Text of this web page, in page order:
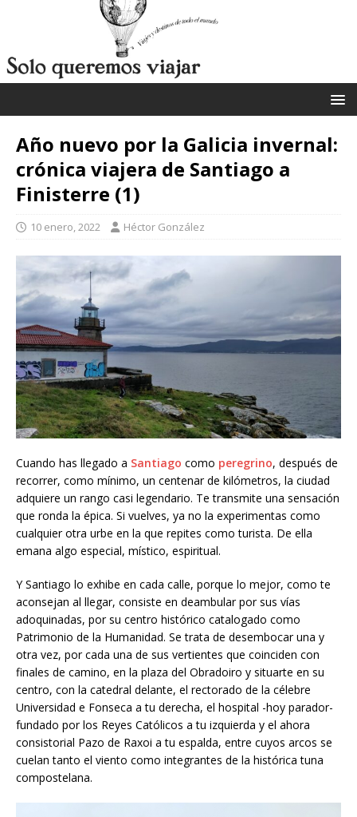
Año nuevo por la Galicia invernal:
crónica viajera de Santiago a
Finisterre (1)
10 enero, 2022 Héctor González
Cuando has llegado a Santiago como peregrino, después de
recorrer, como mínimo, un centenar de kilómetros, la ciudad
adquiere un rango casi legendario. Te transmite una sensación
que ronda la épica. Si vuelves, ya no la experimentas como
cualquier otra urbe en la que repites como turista. De ella
emana algo especial, místico, espiritual.
Y Santiago lo exhibe en cada calle, porque lo mejor, como te
aconsejan al llegar, consiste en deambular por sus vías
adoquinadas, por su centro histórico catalogado como
Patrimonio de la Humanidad. Se trata de desembocar una y
otra vez, por cada una de sus vertientes que coinciden con
finales de camino, en la plaza del Obradoiro y situarte en su
centro, con la catedral delante, el rectorado de la célebre
Universidad e Fonseca a tu derecha, el hospital -hoy parador-
fundado por los Reyes Católicos a tu izquierda y el ahora
consistorial Pazo de Raxoi a tu espalda, entre cuyos arcos se
cuelan tanto el viento como integrantes de la histórica tuna
compostelana.